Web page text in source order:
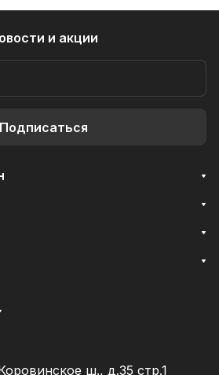
и акции
Подписаться
ш., д.35 стр.1